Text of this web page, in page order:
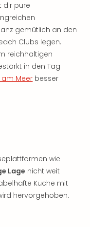
dir pure
gemütlich an den
Clubs legen.
reichhaltigen
in den Tag
am Meer besser
wie
Lage nicht weit
Küche mit
hervorgehoben.